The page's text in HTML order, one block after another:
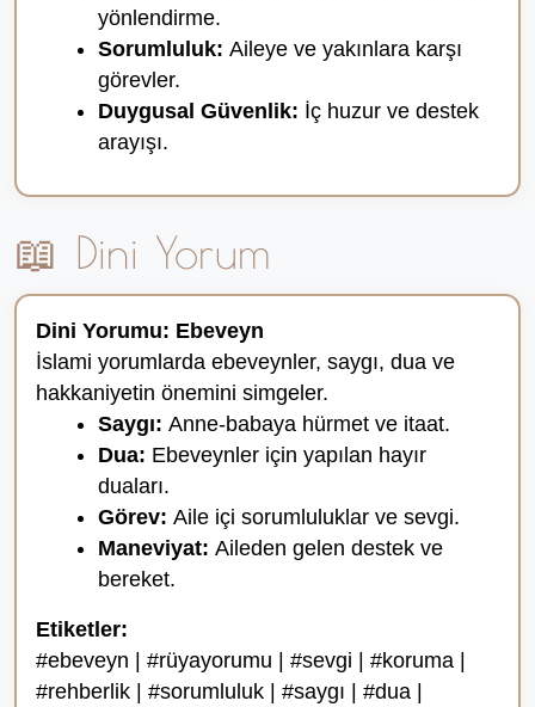
yönlendirme.
Sorumluluk: Aileye ve yakınlara karşı
görevler.
Duygusal Güvenlik: İç huzur ve destek
arayışı.
📖 Dini Yorum
Dini Yorumu: Ebeveyn
İslami yorumlarda ebeveynler, saygı, dua ve
hakkaniyetin önemini simgeler.
Saygı: Anne-babaya hürmet ve itaat.
Dua: Ebeveynler için yapılan hayır
duaları.
Görev: Aile içi sorumluluklar ve sevgi.
Maneviyat: Aileden gelen destek ve
bereket.
Etiketler:
#ebeveyn | #rüyayorumu | #sevgi | #koruma |
#rehberlik | #sorumluluk | #saygı | #dua |